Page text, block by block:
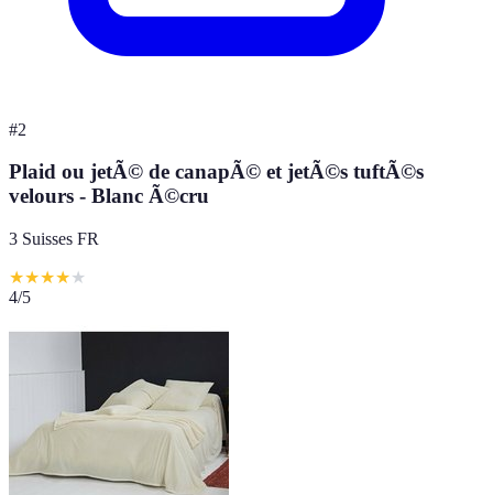
#2
Plaid ou jetÃ© de canapÃ© et jetÃ©s tuftÃ©s
velours - Blanc Ã©cru
3 Suisses FR
★★★★★
4/5